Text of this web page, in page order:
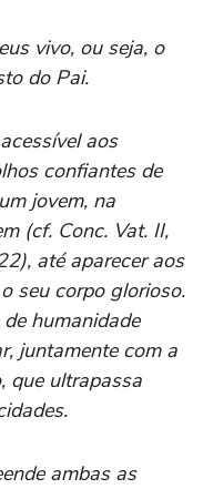
vivo, ou seja, o
do Pai.
aos
confiantes de
jovem, na
(cf. Conc. Vat. II,
até aparecer aos
seu corpo glorioso.
humanidade
juntamente com a
que ultrapassa
ambas as